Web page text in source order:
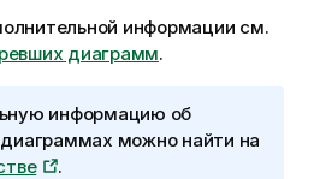
информации см.
диаграмм.
информацию об
можно найти на
.